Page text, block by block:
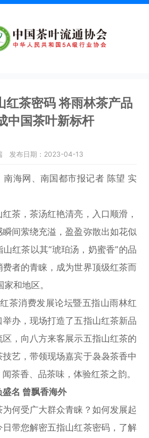
红茶密码 将雨林茶产品
中国茶叶新标杆
发布日期：2023-04-13
南海网、南国都市报记者 陈望 实
茶，茶汤红艳清亮，入口顺滑，
间萦绕充溢，盈盈弥散出如花似
红茶以其“琥珀汤，奶蜜香”的品
费者的青睐，成为世界顶级红茶而
和地区。
茶消费发展论坛暨五指山雨林红
办，现场打造了五指山红茶新品
区，向八方来客展示五指山红茶的
艺，带领现场嘉宾于袅袅茶香中
茶香、品茶味，体验红茶之韵。
名 曾飘香海外
何受广大群众青睐？如何发展起
带您解密五指山红茶密码，了解